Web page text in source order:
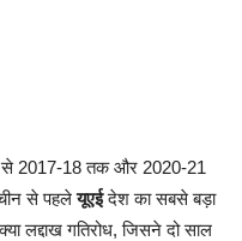
से 2017-18 तक और 2020-21
चीन से पहलेयूएईदेश का सबसे बड़ा
लद्दाख गतिरोध, जिसने दो साल